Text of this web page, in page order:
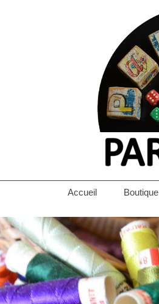
Accueil Boutique